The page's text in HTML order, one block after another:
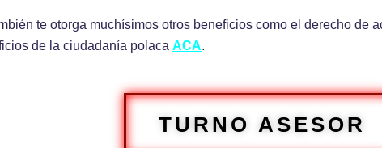
te otorga muchísimos otros beneficios como el derecho de
de la ciudadanía polaca ACA.
TURNO ASESOR